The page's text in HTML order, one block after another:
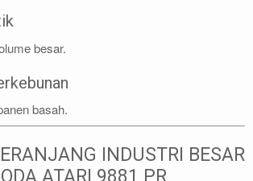
besar.
basah.
INDUSTRI BESAR
ATARI 9881 PR